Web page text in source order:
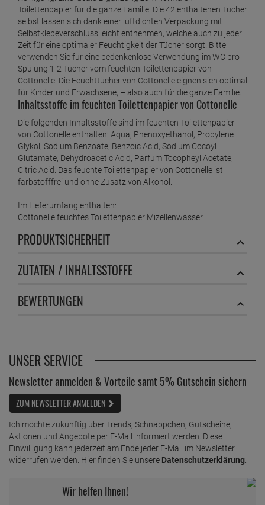
Toilettenpapier für die ganze Familie. Die 42 enthaltenen Tücher
selbst lassen sich dank einer luftdichten Verpackung mit
Selbstklebeverschluss leicht entnehmen, welche auch zu jeder
Zeit für eine optimaler Feuchtigkeit der Tücher sorgt. Bitte
verwenden Sie für eine bedenkenlose Verwendung im WC pro
Spülung 1-2 Tücher vom feuchten Toilettenpapier von
Cottonelle. Die Feuchttücher von Cottonelle eignen sich optimal
für Kinder und Erwachsene, – also auch für die ganze Familie.
Inhaltsstoffe im feuchten Toilettenpapier von Cottonelle
Die folgenden Inhaltsstoffe sind im feuchten Toilettenpapier
von Cottonelle enthalten: Aqua, Phenoxyethanol, Propylene
Glykol, Sodium Benzoate, Benzoic Acid, Sodium Cocoyl
Glutamate, Dehydroacetic Acid, Parfum Tocopheyl Acetate,
Citric Acid. Das feuchte Toilettenpapier von Cottonelle ist
farbstofffrei und ohne Zusatz von Alkohol.
Im Lieferumfang enthalten:
Cottonelle feuchtes Toilettenpapier Mizellenwasser
PRODUKTSICHERHEIT
ZUTATEN / INHALTSSTOFFE
BEWERTUNGEN
UNSER SERVICE
Newsletter anmelden & Vorteile samt 5% Gutschein sichern
ZUM NEWSLETTER ANMELDEN
Ich möchte zukünftig über Trends, Schnäppchen, Gutscheine,
Aktionen und Angebote per E-Mail informiert werden. Diese
Einwilligung kann jederzeit am Ende jeder E-Mail im Newsletter
widerrufen werden. Hier finden Sie unsere Datenschutzerklärung.
Wir helfen Ihnen!